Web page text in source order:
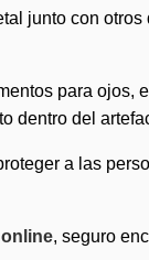
junto con
para ojos,
dentro del
a las
, seguro